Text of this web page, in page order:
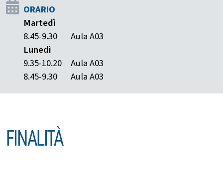
ORARIO
Martedì
8.45-9.30
Aula A03
Lunedì
9.35-10.20
Aula A03
8.45-9.30
Aula A03
FINALITÀ